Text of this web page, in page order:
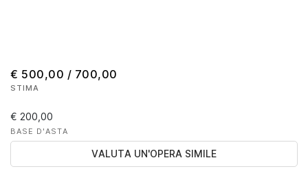
€ 500,00 / 700,00
STIMA
€ 200,00
BASE D'ASTA
VALUTA UN'OPERA SIMILE